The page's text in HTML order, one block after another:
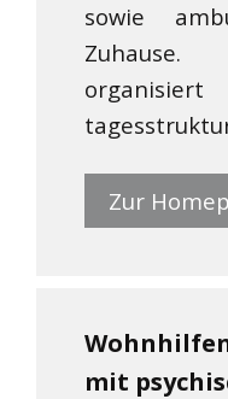
sowie
Zur
mit